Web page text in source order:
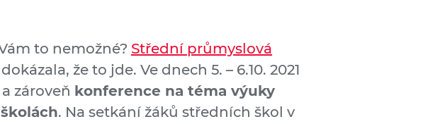
to nemožné? Střední průmyslová
dokázala, že to jde. Ve dnech 5. – 6.10. 2021
a zároveň konference na téma výuky
. Na setkání žáků středních škol v